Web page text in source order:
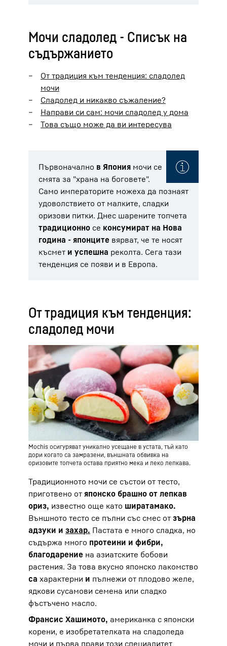
Мочи сладолед - Списък на
съдържанието
От традиция към тенденция: сладолед
мочи
Сладолед и никакво съжаление?
Направи си сам: мочи сладолед у дома
Това също може да ви интересува
Първоначално в Япония мочи се
смята за "храна на боговете".
Само императорите можеха да познаят
удоволствието от малките, сладки
оризови питки. Днес шарените топчета
традиционно се консумират на Нова
година - японците вярват, че те носят
късмет и успешна реколта. Сега тази
тенденция се появи и в Европа.
От традиция към тенденция:
сладолед мочи
Mochis осигуряват уникално усещане в устата, тъй като
дори когато са замразени, външната обвивка на
оризовите топчета остава приятно мека и леко лепкава.
Традиционното мочи се състои от тесто,
приготвено от японско брашно от лепкав
ориз, известно още като ширатамако.
Външното тесто се пълни със смес от зърна
адзуки и захар. Пастата е много сладка, но
съдържа много протеини и фибри,
благодарение на азиатските бобови
растения. За това вкусно японско лакомство
са характерни и пълнежи от плодово желе,
ядкови сусамови семена или сладко
фъстъчено масло.
Франсис Хашимото, американка с японски
корени, е изобретателката на сладоледа
мочи и първа прави този специалитет